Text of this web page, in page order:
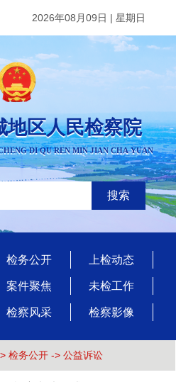
2026年08月09日 | 星期日
地区人民检察院
DI QU REN MIN JIAN CHA YUAN
搜索
检务公开 上检动态
案件聚焦 未检工作
检察风采 检察影像
检务公开-> 公益诉讼